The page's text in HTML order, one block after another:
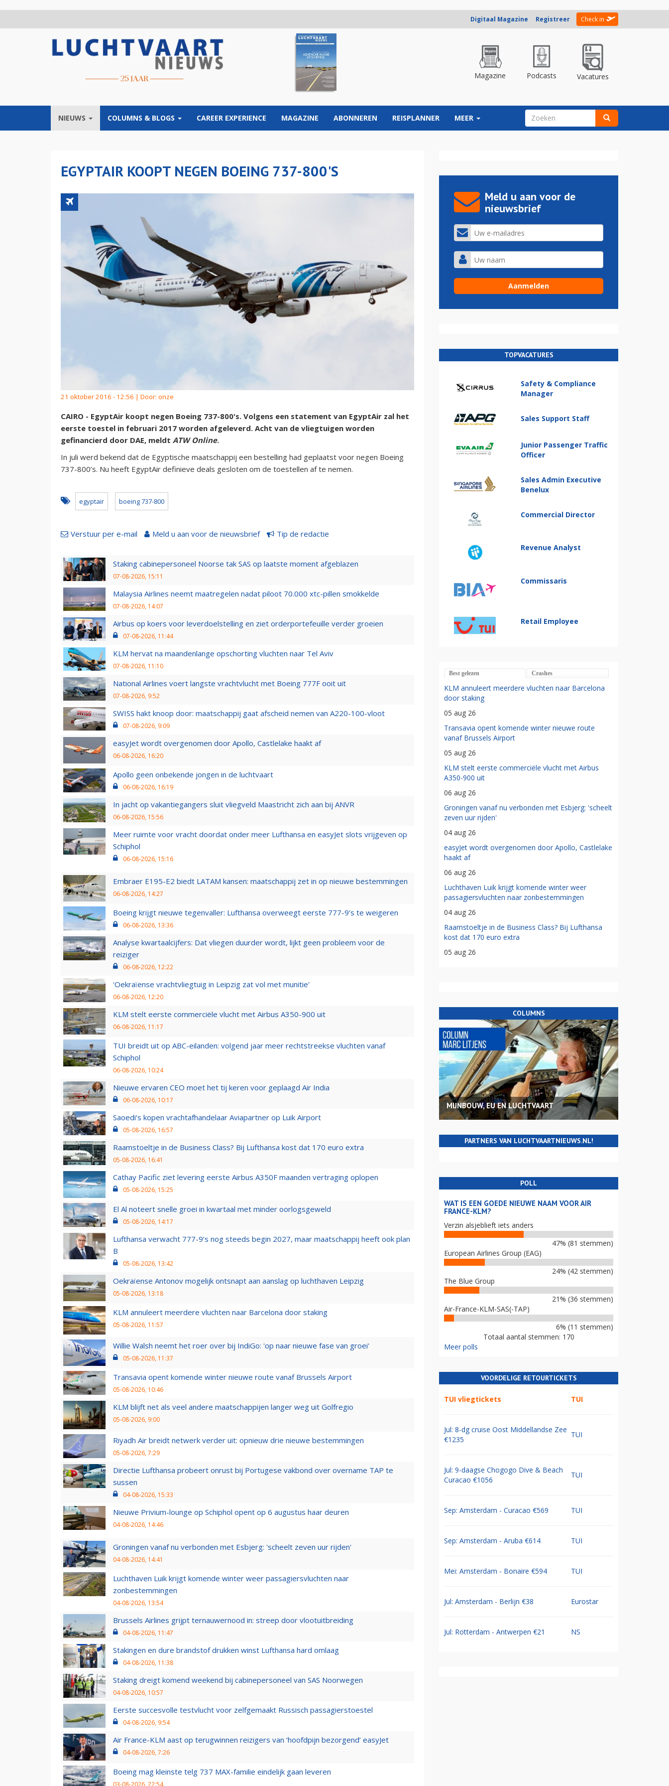
Digitaal Magazine Registreer Check in
Magazine Podcasts Vacatures
NIEUWS COLUMNS & BLOGS CAREER EXPERIENCE MAGAZINE ABONNEREN REISPLANNER MEER ZOEKVELD
EGYPTAIR KOOPT NEGEN BOEING 737-800'S
21 oktober 2016 - 12:56 | Door: onze
CAIRO - EgyptAir koopt negen Boeing 737-800's. Volgens een statement van EgyptAir zal het
eerste toestel in februari 2017 worden afgeleverd. Acht van de vliegtuigen worden
gefinancierd door DAE, meldt ATW Online.
In juli werd bekend dat de Egyptische maatschappij een bestelling had geplaatst voor negen Boeing
737-800’s. Nu heeft EgyptAir definieve deals gesloten om de toestellen af te nemen.
egyptair boeing 737-800
Verstuur per e-mail Meld u aan voor de nieuwsbrief Tip de redactie
Staking cabinepersoneel Noorse tak SAS op laatste moment afgeblazen
07-08-2026, 15:11
Malaysia Airlines neemt maatregelen nadat piloot 70.000 xtc-pillen smokkelde
07-08-2026, 14:07
Airbus op koers voor leverdoelstelling en ziet orderportefeuille verder groeien
07-08-2026, 11:44
KLM hervat na maandenlange opschorting vluchten naar Tel Aviv
07-08-2026, 11:10
National Airlines voert langste vrachtvlucht met Boeing 777F ooit uit
07-08-2026, 9:52
SWISS hakt knoop door: maatschappij gaat afscheid nemen van A220-100-vloot
07-08-2026, 9:09
easyJet wordt overgenomen door Apollo, Castlelake haakt af
06-08-2026, 16:20
Apollo geen onbekende jongen in de luchtvaart
06-08-2026, 16:19
In jacht op vakantiegangers sluit vliegveld Maastricht zich aan bij ANVR
06-08-2026, 15:56
Meer ruimte voor vracht doordat onder meer Lufthansa en easyJet slots vrijgeven op
Schiphol
06-08-2026, 15:16
Embraer E195-E2 biedt LATAM kansen: maatschappij zet in op nieuwe bestemmingen
06-08-2026, 14:27
Boeing krijgt nieuwe tegenvaller: Lufthansa overweegt eerste 777-9’s te weigeren
06-08-2026, 13:36
Analyse kwartaalcijfers: Dat vliegen duurder wordt, lijkt geen probleem voor de
reiziger
06-08-2026, 12:22
'Oekraïense vrachtvliegtuig in Leipzig zat vol met munitie'
06-08-2026, 12:20
KLM stelt eerste commerciële vlucht met Airbus A350-900 uit
06-08-2026, 11:17
TUI breidt uit op ABC-eilanden: volgend jaar meer rechtstreekse vluchten vanaf
Schiphol
06-08-2026, 10:24
Nieuwe ervaren CEO moet het tij keren voor geplaagd Air India
06-08-2026, 10:17
Saoedi’s kopen vrachtafhandelaar Aviapartner op Luik Airport
05-08-2026, 16:57
Raamstoeltje in de Business Class? Bij Lufthansa kost dat 170 euro extra
05-08-2026, 16:41
Cathay Pacific ziet levering eerste Airbus A350F maanden vertraging oplopen
05-08-2026, 15:25
El Al noteert snelle groei in kwartaal met minder oorlogsgeweld
05-08-2026, 14:17
Lufthansa verwacht 777-9’s nog steeds begin 2027, maar maatschappij heeft ook plan
B
05-08-2026, 13:42
Oekraïense Antonov mogelijk ontsnapt aan aanslag op luchthaven Leipzig
05-08-2026, 13:18
KLM annuleert meerdere vluchten naar Barcelona door staking
05-08-2026, 11:57
Willie Walsh neemt het roer over bij IndiGo: 'op naar nieuwe fase van groei'
05-08-2026, 11:37
Transavia opent komende winter nieuwe route vanaf Brussels Airport
05-08-2026, 10:46
KLM blijft net als veel andere maatschappijen langer weg uit Golfregio
05-08-2026, 9:00
Riyadh Air breidt netwerk verder uit: opnieuw drie nieuwe bestemmingen
05-08-2026, 7:29
Directie Lufthansa probeert onrust bij Portugese vakbond over overname TAP te
sussen
04-08-2026, 15:33
Nieuwe Privium-lounge op Schiphol opent op 6 augustus haar deuren
04-08-2026, 14:46
Groningen vanaf nu verbonden met Esbjerg: 'scheelt zeven uur rijden'
04-08-2026, 14:41
Luchthaven Luik krijgt komende winter weer passagiersvluchten naar
zonbestemmingen
04-08-2026, 13:54
Brussels Airlines grijpt ternauwernood in: streep door vlootuitbreiding
04-08-2026, 11:47
Stakingen en dure brandstof drukken winst Lufthansa hard omlaag
04-08-2026, 11:38
Staking dreigt komend weekend bij cabinepersoneel van SAS Noorwegen
04-08-2026, 10:57
Eerste succesvolle testvlucht voor zelfgemaakt Russisch passagierstoestel
04-08-2026, 9:54
Air France-KLM aast op terugwinnen reizigers van ‘hoofdpijn bezorgend’ easyJet
04-08-2026, 7:26
Boeing mag kleinste telg 737 MAX-familie eindelijk gaan leveren
03-08-2026, 22:54
Meld u aan voor de
nieuwsbrief
TOPVACATURES
Safety & Compliance
Manager
Sales Support Staff
Junior Passenger Traffic
Officer
Sales Admin Executive
Benelux
Commercial Director
Revenue Analyst
Commissaris
Retail Employee
Best gelezen Crashes
KLM annuleert meerdere vluchten naar Barcelona
door staking
05 aug 26
Transavia opent komende winter nieuwe route
vanaf Brussels Airport
05 aug 26
KLM stelt eerste commerciële vlucht met Airbus
A350-900 uit
06 aug 26
Groningen vanaf nu verbonden met Esbjerg: 'scheelt
zeven uur rijden'
04 aug 26
easyJet wordt overgenomen door Apollo, Castlelake
haakt af
06 aug 26
Luchthaven Luik krijgt komende winter weer
passagiersvluchten naar zonbestemmingen
04 aug 26
Raamstoeltje in de Business Class? Bij Lufthansa
kost dat 170 euro extra
05 aug 26
COLUMNS
MIJNBOUW, EU EN LUCHTVAART
PARTNERS VAN LUCHTVAARTNIEUWS.NL!
POLL
WAT IS EEN GOEDE NIEUWE NAAM VOOR AIR
FRANCE-KLM?
Verzin alsjeblieft iets anders
47% (81 stemmen)
European Airlines Group (EAG)
24% (42 stemmen)
The Blue Group
21% (36 stemmen)
Air-France-KLM-SAS(-TAP)
6% (11 stemmen)
Totaal aantal stemmen: 170
Meer polls
VOORDELIGE RETOURTICKETS
TUI vliegtickets TUI
Jul: 8-dg cruise Oost Middellandse Zee
€1235
TUI
Jul: 9-daagse Chogogo Dive & Beach
Curacao €1056
TUI
Sep: Amsterdam - Curacao €569 TUI
Sep: Amsterdam - Aruba €614 TUI
Mei: Amsterdam - Bonaire €594 TUI
Jul: Amsterdam - Berlijn €38 Eurostar
Jul: Rotterdam - Antwerpen €21 NS